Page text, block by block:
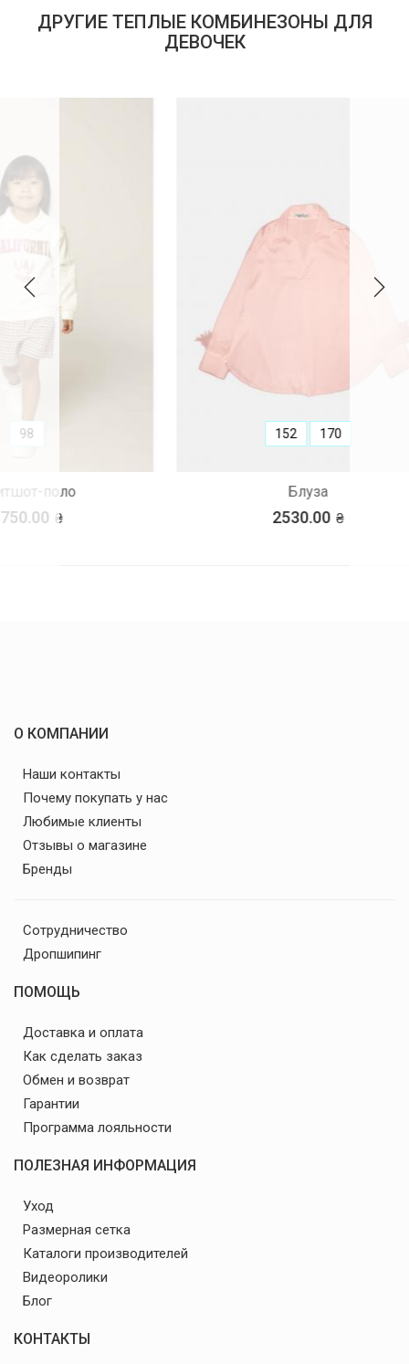
ДРУГИЕ ТЕПЛЫЕ КОМБИНЕЗОНЫ ДЛЯ
ДЕВОЧЕК
О КОМПАНИИ
Наши контакты
Почему покупать у нас
Любимые клиенты
Отзывы о магазине
Бренды
Сотрудничество
Дропшипинг
ПОМОЩЬ
Доставка и оплата
Как сделать заказ
Обмен и возврат
Гарантии
Программа лояльности
ПОЛЕЗНАЯ ИНФОРМАЦИЯ
Уход
Размерная сетка
Каталоги производителей
Видеоролики
Блог
КОНТАКТЫ